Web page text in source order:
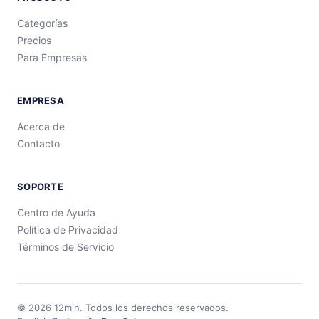
Categorías
Precios
Para Empresas
EMPRESA
Acerca de
Contacto
SOPORTE
Centro de Ayuda
Política de Privacidad
Términos de Servicio
© 2026 12min. Todos los derechos reservados.